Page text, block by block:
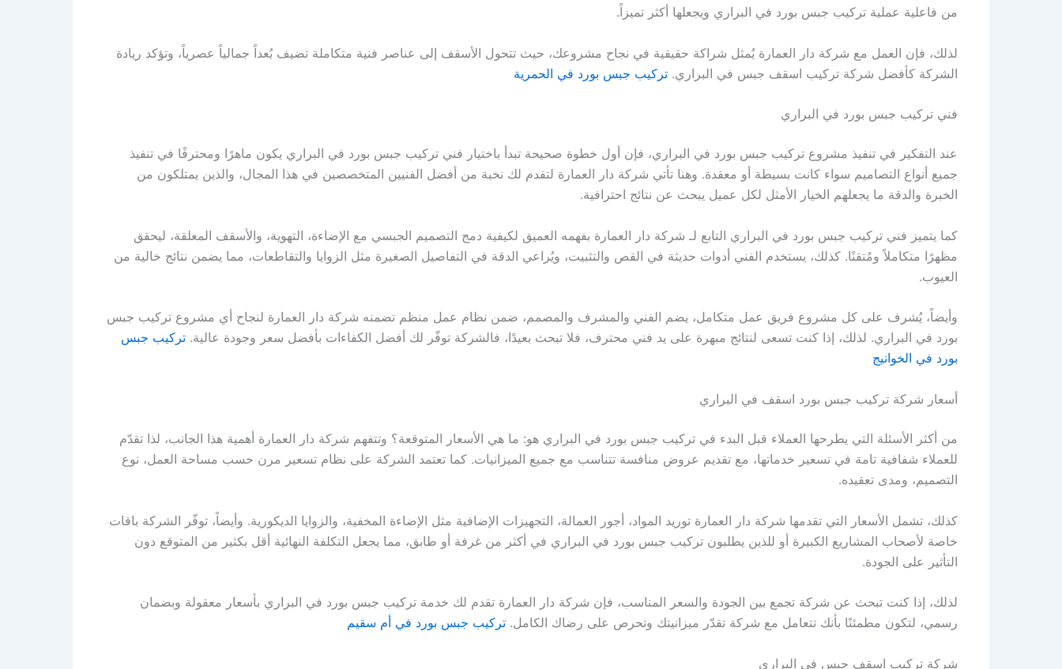
من فاعلية عملية تركيب جبس بورد في البراري ويجعلها أكثر تميزاً.
لذلك، فإن العمل مع شركة دار العمارة يُمثل شراكة حقيقية في نجاح مشروعك، حيث تتحول الأسقف إلى عناصر فنية متكاملة تضيف بُعداً جمالياً عصرياً، وتؤكد ريادة
الشركة كأفضل شركة تركيب اسقف جبس في البراري. تركيب جبس بورد في الحمرية
فني تركيب جبس بورد في البراري
عند التفكير في تنفيذ مشروع تركيب جبس بورد في البراري، فإن أول خطوة صحيحة تبدأ باختيار فني تركيب جبس بورد في البراري يكون ماهرًا ومحترفًا في تنفيذ
جميع أنواع التصاميم سواء كانت بسيطة أو معقدة. وهنا تأتي شركة دار العمارة لتقدم لك نخبة من أفضل الفنيين المتخصصين في هذا المجال، والذين يمتلكون من
الخبرة والدقة ما يجعلهم الخيار الأمثل لكل عميل يبحث عن نتائج احترافية.
كما يتميز فني تركيب جبس بورد في البراري التابع لـ شركة دار العمارة بفهمه العميق لكيفية دمج التصميم الجبسي مع الإضاءة، التهوية، والأسقف المعلقة، ليحقق
مظهرًا متكاملاً ومُتقنًا. كذلك، يستخدم الفني أدوات حديثة في القص والتثبيت، ويُراعي الدقة في التفاصيل الصغيرة مثل الزوايا والتقاطعات، مما يضمن نتائج خالية من
العيوب.
وأيضاً، يُشرف على كل مشروع فريق عمل متكامل، يضم الفني والمشرف والمصمم، ضمن نظام عمل منظم تضمنه شركة دار العمارة لنجاح أي مشروع تركيب جبس
بورد في البراري. لذلك، إذا كنت تسعى لنتائج مبهرة على يد فني محترف، فلا تبحث بعيدًا، فالشركة توفّر لك أفضل الكفاءات بأفضل سعر وجودة عالية. تركيب جبس
بورد في الخوانيج
أسعار شركة تركيب جبس بورد اسقف في البراري
من أكثر الأسئلة التي يطرحها العملاء قبل البدء في تركيب جبس بورد في البراري هو: ما هي الأسعار المتوقعة؟ وتتفهم شركة دار العمارة أهمية هذا الجانب، لذا تقدّم
للعملاء شفافية تامة في تسعير خدماتها، مع تقديم عروض منافسة تتناسب مع جميع الميزانيات. كما تعتمد الشركة على نظام تسعير مرن حسب مساحة العمل، نوع
التصميم، ومدى تعقيده.
كذلك، تشمل الأسعار التي تقدمها شركة دار العمارة توريد المواد، أجور العمالة، التجهيزات الإضافية مثل الإضاءة المخفية، والزوايا الديكورية. وأيضاً، توفّر الشركة باقات
خاصة لأصحاب المشاريع الكبيرة أو للذين يطلبون تركيب جبس بورد في البراري في أكثر من غرفة أو طابق، مما يجعل التكلفة النهائية أقل بكثير من المتوقع دون
التأثير على الجودة.
لذلك، إذا كنت تبحث عن شركة تجمع بين الجودة والسعر المناسب، فإن شركة دار العمارة تقدم لك خدمة تركيب جبس بورد في البراري بأسعار معقولة وبضمان
رسمي، لتكون مطمئنًا بأنك تتعامل مع شركة تقدّر ميزانيتك وتحرص على رضاك الكامل. تركيب جبس بورد في أم سقيم
شركة تركيب اسقف جبس في البراري